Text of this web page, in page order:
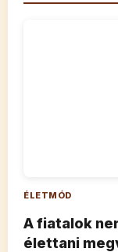
ÉLETMÓD
A fiatalok
élettani